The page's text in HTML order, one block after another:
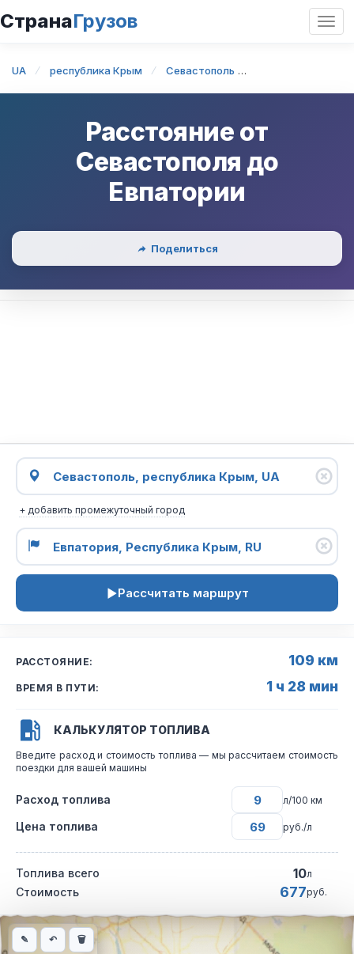
СтранаГрузов
UA республика Крым Севастополь
Расстояние от
Севастополя до
Евпатории
Поделиться
+ добавить промежуточный город
Рассчитать маршрут
РАССТОЯНИЕ: 109 км
ВРЕМЯ В ПУТИ: 1 ч 28 мин
КАЛЬКУЛЯТОР ТОПЛИВА
Введите расход и стоимость топлива — мы рассчитаем стоимость
поездки для вашей машины
Расход топлива л/100 км
Цена топлива руб./л
Топлива всего 10л
Стоимость 677руб.
Интерактивная карта автомобильного маршрута из города
✎ ↶ 🗑